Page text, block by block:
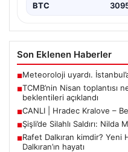
BTC
Son Eklenen Haberler
■Meteoroloji uyardı.
■TCMB’nin Nisan toplantısı
beklentileri açıklandı
■CANLI | Hradec Kralove –
■Şişli’de Silahlı Saldırı: Nilda
■Rafet Dalkıran kimdir? Yeni
Dalkıran’ın hayatı